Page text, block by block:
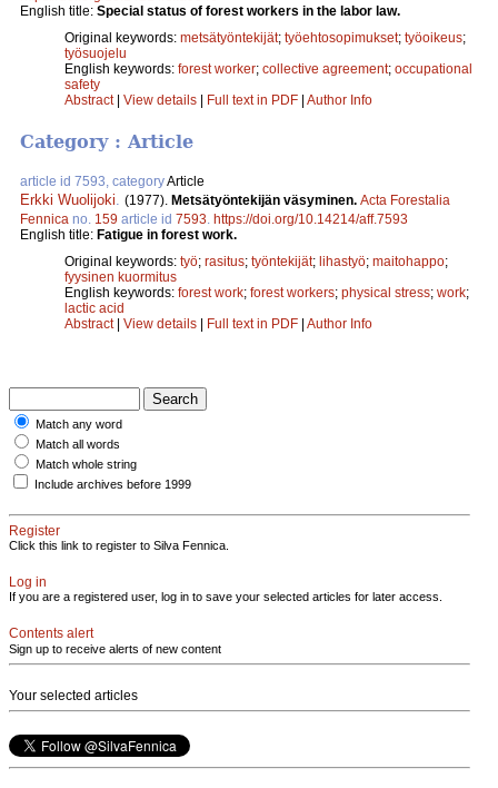
English title: Special status of forest workers in the labor law.
Original keywords: metsätyöntekijät; työehtosopimukset; työoikeus;
työsuojelu
English keywords: forest worker; collective agreement; occupational
safety
Abstract| View details | Full text in PDF | Author Info
Category : Article
article id 7593, categoryArticle
Erkki Wuolijoki. (1977). Metsätyöntekijän väsyminen. Acta Forestalia
Fennica no. 159 article id 7593. https://doi.org/10.14214/aff.7593
English title: Fatigue in forest work.
Original keywords: työ; rasitus; työntekijät; lihastyö; maitohappo;
fyysinen kuormitus
English keywords: forest work; forest workers; physical stress; work;
lactic acid
Abstract| View details Full text in PDF Author Info
Match any word
Match all words
Match whole string
Include archives before 1999
Register
Click this link to register to Silva Fennica.
Log in
If you are a registered user, log in to save your selected articles for later access.
Contents alert
Sign up to receive alerts of new content
Your selected articles